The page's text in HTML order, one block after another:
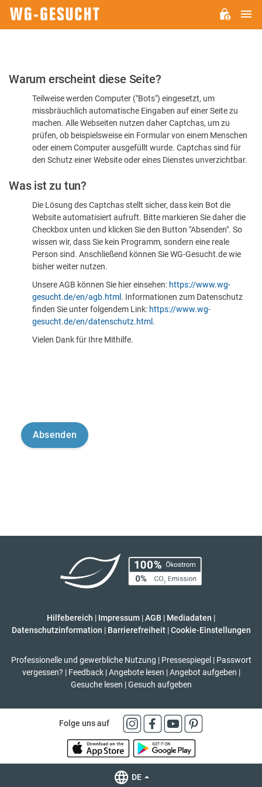
Bitte
dass
sind
Warum erscheint diese Seite?
Teilweise werden Computer ("Bots") eingesetzt, um
missbräuchlich automatische Eingaben auf einer Seite zu
machen. Alle Webseiten nutzen daher Captchas, um zu
prüfen, ob beispielsweise ein Formular von einem Menschen
oder einem Computer ausgefüllt wurde. Captchas sind für
den Schutz einer Website oder eines Dienstes unverzichtbar.
Was ist zu tun?
Die Lösung des Captchas stellt sicher, dass kein Bot die
Website automatisiert aufruft. Bitte markieren Sie daher die
Checkbox unten und klicken Sie den Button "Absenden". So
wissen wir, dass Sie kein Programm, sondern eine reale
Person sind. Anschließend können Sie WG-Gesucht.de wie
bisher weiter nutzen.
Unsere AGB können Sie hier einsehen: https://www.wg-
gesucht.de/en/agb.html . Informationen zum Datenschutz
finden Sie unter folgendem Link: https://www.wg-
gesucht.de/en/datenschutz.html .
Vielen Dank für Ihre Mithilfe.
Hilfebereich | Impressum |AGB | Mediadaten |
Datenschutzinformation | Barrierefreiheit | Cookie-Einstellungen
Professionelle und gewerbliche Nutzung | Pressespiegel | Passwort
vergessen? | Feedback | Angebote lesen | Angebot aufgeben |
Gesuche lesen | Gesuch aufgeben
Folge uns auf
DE